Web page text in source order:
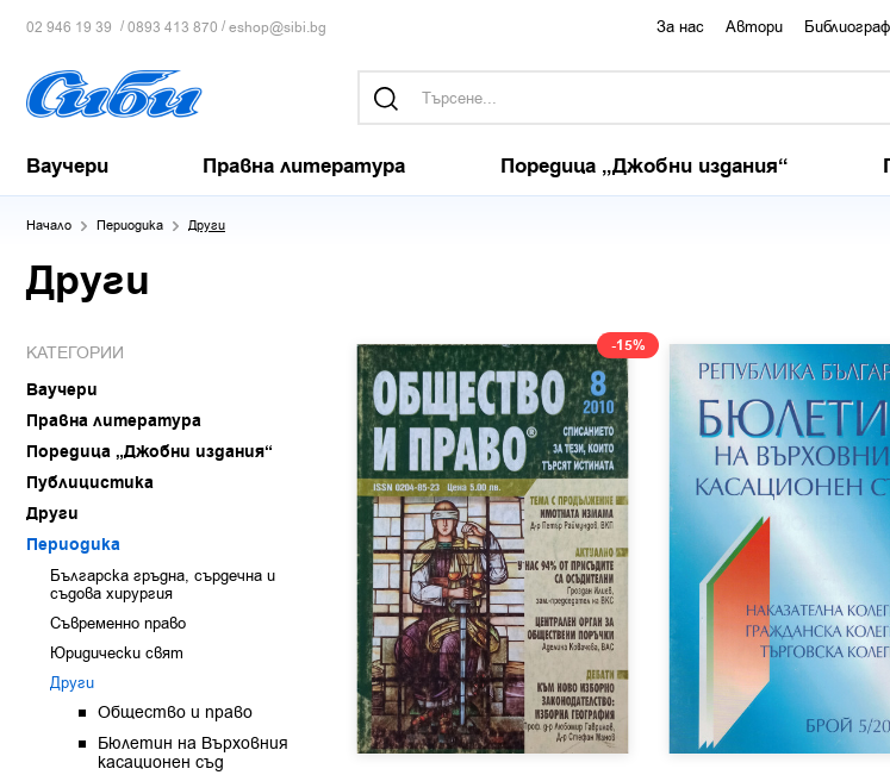
02 946 19 39 /0893 413 870 /eshop@sibi.bg За нас Автори
Ваучери Правна литература Поредица „Джобни издания“
Начало Периодика Други
Други
КАТЕГОРИИ
Ваучери
Правна литература
Поредица „Джобни издания“
Публицистика
Други
Периодика
Българска гръдна, сърдечна и
съдова хирургия
Съвременно право
Юридически свят
Други
Общество и право
Бюлетин на Върховния
касационен съд
-15%